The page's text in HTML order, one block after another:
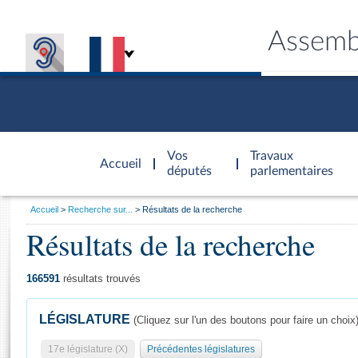
Accueil
d'accueil
Vos
députés
Travaux
parlementaires
Général
Vous
Accueil Recherche sur... Résultats de la recherche
Résultats de la recherche
166591 résultats trouvés
LÉGISLATURE (Cliquez sur l'un des boutons pour faire un choix)
17e législature (X) Précédentes législatures